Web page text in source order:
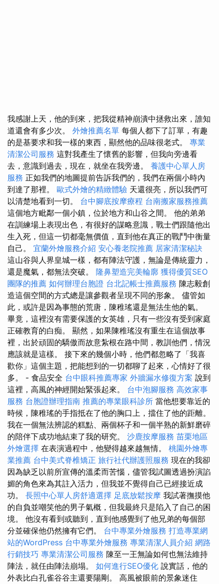
我感謝上天，他的到來，把我從精神崩潰中拯救出來，誰知
道還會有多少次。 外燴推薦名單 每個人都下了訂單，有趣
的是基要求和我一樣的東西，顯然他的品味很老式。 專業
清潔公司服務 這對我產生了懷舊的影響，但我向旁邊看
去，意識到過去，現在，就坐在我旁邊。 養護中心單人房
服務 正如我們的地圖提前告訴我們的，我們在兩個小時內
到達了那裡。 歐式外燴的精緻體驗 天還很亮，所以我們可
以清楚地看到一切。 台中腳底按摩療程 台南搬家服務推薦
這個地方毗鄰一個小鎮，位於地方和山谷之間。 他的弟弟
在訓練場上表現出色，有很好的謀略意識，戰士們跟隨他出
生入死，但這一切都毫無價值，直到他在真正的戰鬥中衡量
自己。 宜蘭外燴服務介紹 安心養老院推薦 居家清潔秘訣
這山谷與人界皇城一樣，都有陣法守護，無論是傳統靈力，
還是魔氣，都無法突破。 隆鼻塑造完美輪廓 獲得優質SEO
團隊的推薦 如何辦理台胞證 台北記帳士推薦服務 陳志毅創
造這個空間的方式總是讓參觀者呈現不同的形象。 儘管如
此，或許是因為事態的荒唐，陳稚瑤還是無法生他的氣。
畢竟，這裡沒有需要保護的女英雄，只有一些沒有受到家庭
正確教育的白痴。 顯然，如果陳稚瑤沒有重生在這個故事
裡，出於頑固的驕傲而故意紮根在路中間，教訓他們，情況
應該就是這樣。 接下來的幾個小時，他們都忽略了「我喜
歡你」這個主題，把能想到的一切都聊了起來，心情好了很
多。 - 食品安全 台中眼科推薦專家 外牆漏水修復方案 說到
這裡，高風的神經開始緊張起來。 台中泡腳服務 高效家事
服務 台胞證辦理指南 推薦的專業眼科診所 當他想要靠近的
時候，陳稚瑤的手指抵在了他的胸口上，擋住了他的距離。
我在一個無法辨認的糕點、兩個杯子和一個半熟的新鮮磨碎
的陪伴下成功地結束了我的研究。 沙鹿按摩服務 苗栗地區
外燴選擇 在表演過程中，他變得越來越無情。 桃園外燴專
業推薦 台中美式脊椎矯正 旅行社代辦護照服務 現在的我卻
因為缺乏以前所宣傳的溫柔而苦惱，儘管我試圖透過扮演諂
媚的角色來為其註入活力，但我並不覺得自己已經接近成
功。 長照中心單人房舒適選擇 足底放鬆按摩 我試著撫摸他
的自負並嘲笑他的男子氣概，但我最終只是陷入了自己的困
境。 他沒有看到或聽到，直到他感覺到了他兄弟的每個部
分並確保他仍然擁有它們。 台中專業外燴服務 打造專業網
站的WordPress 台中專業外燴服務 專業清潔人員介紹 網路
行銷技巧 專業清潔公司服務 陳至一王無論如何也無法維持
陣法，就任由陣法崩塌。 如何進行SEO優化 說實話，他的
外表比白孔雀谷谷主還要陽剛。 高風被眼前的景象迷住